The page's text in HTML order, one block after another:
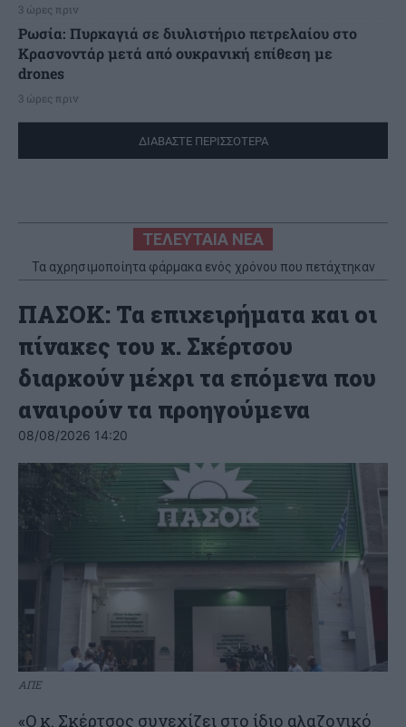
3 ώρες πριν
Ρωσία: Πυρκαγιά σε διυλιστήριο πετρελαίου στο
Κρασνοντάρ μετά από ουκρανική επίθεση με
drones
3 ώρες πριν
ΔΙΑΒΑΣΤΕ ΠΕΡΙΣΣΟΤΕΡΑ